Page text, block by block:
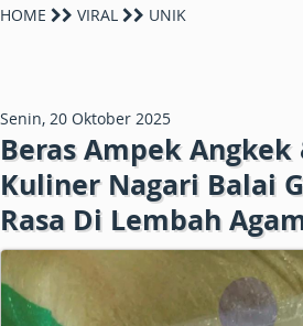
HOME VIRAL UNIK
Senin, 20 Oktober 2025
Beras Ampek Angkek
Kuliner Nagari Balai
Rasa Di Lembah